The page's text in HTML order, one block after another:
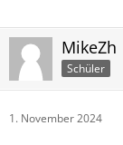
MikeZh
Schüler
1. November 2024